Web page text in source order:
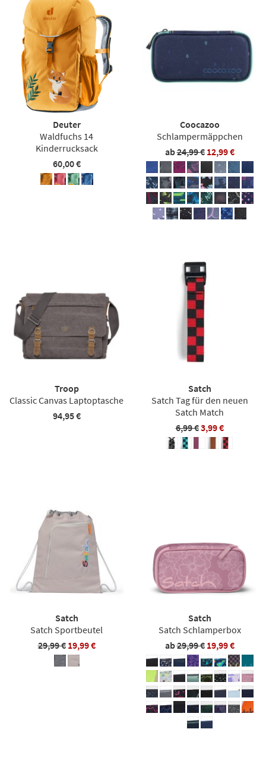
Deuter
Waldfuchs 14
Kinderrucksack
60,00 €
Coocazoo
Schlampermäppchen
ab24,99 € 12,99 €
Troop
Classic Canvas Laptoptasche
94,95 €
Satch
Satch Tag für den neuen
Satch Match
6,99 €3,99 €
Satch
Satch Sportbeutel
29,99 € 19,99 €
Satch
Satch Schlamperbox
ab29,99 € 19,99 €